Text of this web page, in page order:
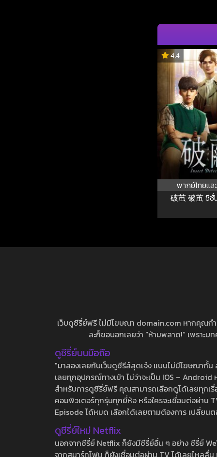
4.4
พากย์ไทยแล
破茧 破茧 ซีซั่น
เว็บดูซีรี่ย์ฟรี ไม่มีโฆษณา domain.com หากคุณก
ละก็ขอบอกเลยว่า “ห้ามพลาด!” เพราะ
ดูซีรี่ย์บนมือถือ
"มาลองเลยกับเว็บดูซีรีส์สุดเจ๋ง แบบไม่มีโฆษณากั้
เลยทุกอุปกรณ์ทางเข้า ไม่ว่าจะเป็น IOS –
สำหรับการดูซีรี่ย์ฟรี คุณสามารถเลือกดูได้เลยทุกเ
คอมพิวเตอร์ทุกรุ่นทุกยี่ห้อ หรือใครจะเชื่อมต่อผ่าน
Episode ได้หมด เลือกได้เลยตามต้องการ เปลี่ยน
ดูซีรี่ย์ใหม่ Netflix
นอกจากซีรี่ย์ Netflix ก็ยังมีซีรี่ย์อื่น ๆ อย่าง ซีรี่ย์
จากสมาร์ทโฟน ก็ยังเชื่อมต่อผ่าน TV ได้เลยไหลลื่